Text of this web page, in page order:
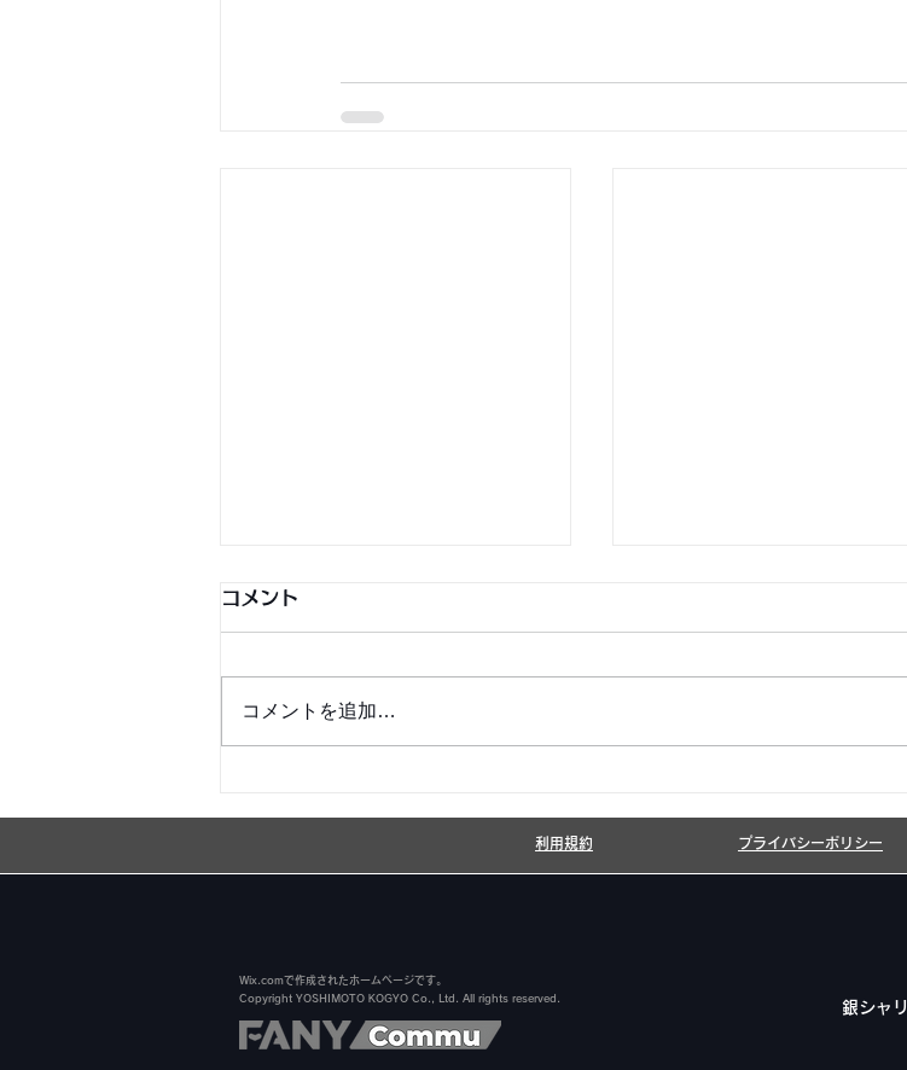
コメント
コメントを追加…
利用規約 プライバシーポリシー
Wix.comで作成されたホームページです。
Copyright YOSHIMOTO KOGYO Co., Ltd. All rights reserved.
​銀シャリ